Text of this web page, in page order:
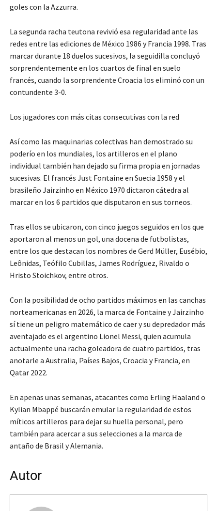
goles con la Azzurra.
La segunda racha teutona revivió esa regularidad ante las
redes entre las ediciones de México 1986 y Francia 1998. Tras
marcar durante 18 duelos sucesivos, la seguidilla concluyó
sorprendentemente en los cuartos de final en suelo
francés, cuando la sorprendente Croacia los eliminó con un
contundente 3-0.
Los jugadores con más citas consecutivas con la red
Así como las maquinarias colectivas han demostrado su
poderío en los mundiales, los artilleros en el plano
individual también han dejado su firma propia en jornadas
sucesivas. El francés Just Fontaine en Suecia 1958 y el
brasileño Jairzinho en México 1970 dictaron cátedra al
marcar en los 6 partidos que disputaron en sus torneos.
Tras ellos se ubicaron, con cinco juegos seguidos en los que
aportaron al menos un gol, una docena de futbolistas,
entre los que destacan los nombres de Gerd Müller, Eusébio,
Leônidas, Teófilo Cubillas, James Rodríguez, Rivaldo o
Hristo Stoichkov, entre otros.
Con la posibilidad de ocho partidos máximos en las canchas
norteamericanas en 2026, la marca de Fontaine y Jairzinho
sí tiene un peligro matemático de caer y su depredador más
aventajado es el argentino Lionel Messi, quien acumula
actualmente una racha goleadora de cuatro partidos, tras
anotarle a Australia, Países Bajos, Croacia y Francia, en
Qatar 2022.
En apenas unas semanas, atacantes como Erling Haaland o
Kylian Mbappé buscarán emular la regularidad de estos
míticos artilleros para dejar su huella personal, pero
también para acercar a sus selecciones a la marca de
antaño de Brasil y Alemania.
Autor